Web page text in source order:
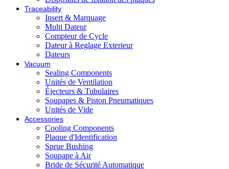
Traceability
Insert & Marquage
Multi Dateur
Compteur de Cycle
Dateur à Reglage Exterieur
Dateurs
Vacuum
Sealing Components
Unités de Ventilation
Éjecteurs & Tubulaires
Soupapes & Piston Pneumatiques
Unités de Vide
Accessories
Cooling Components
Plaque d'Identification
Sprue Bushing
Soupape à Air
Bride de Sécurité Automatique